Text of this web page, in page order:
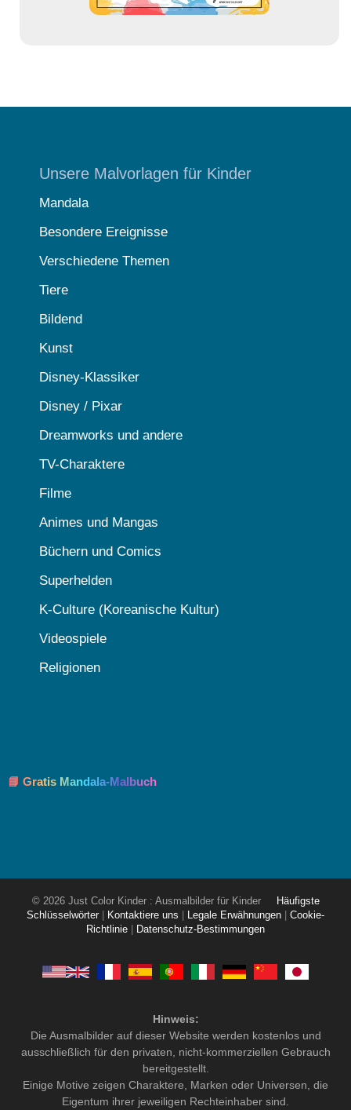
Unsere Malvorlagen für Kinder
Mandala
Besondere Ereignisse
Verschiedene Themen
Tiere
Bildend
Kunst
Disney-Klassiker
Disney / Pixar
Dreamworks und andere
TV-Charaktere
Filme
Animes und Mangas
Büchern und Comics
Superhelden
K-Culture (Koreanische Kultur)
Videospiele
Religionen
📘 Gratis Mandala-Malbuch
© 2026 Just Color Kinder : Ausmalbilder für Kinder
Häufigste
Schlüsselwörter
Kontaktiere uns Legale Erwähnungen
Cookie-
Richtlinie
Datenschutz-Bestimmungen
Hinweis:
Die Ausmalbilder auf dieser Website werden kostenlos und
ausschließlich für den privaten, nicht-kommerziellen Gebrauch
bereitgestellt.
Einige Motive zeigen Charaktere, Marken oder Universen, die
Eigentum ihrer jeweiligen Rechteinhaber sind.